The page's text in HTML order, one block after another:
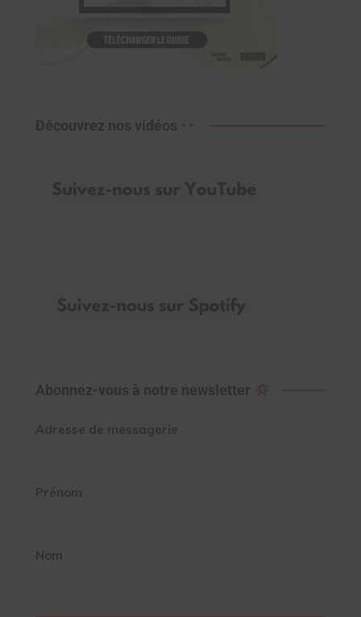
Découvrez nos vidéos
Abonnez-vous à notre newsletter
Adresse de messagerie
Prénom
Nom